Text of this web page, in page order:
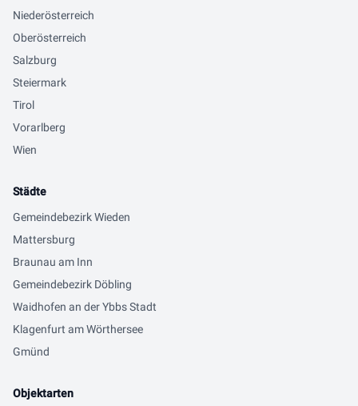
Niederösterreich
Oberösterreich
Salzburg
Steiermark
Tirol
Vorarlberg
Wien
Städte
Gemeindebezirk Wieden
Mattersburg
Braunau am Inn
Gemeindebezirk Döbling
Waidhofen an der Ybbs Stadt
Klagenfurt am Wörthersee
Gmünd
Objektarten